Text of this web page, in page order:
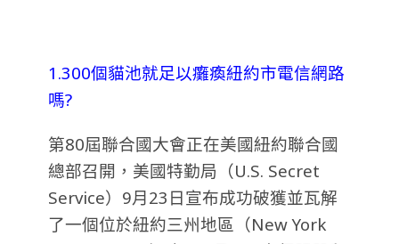
1.300個貓池就足以癱瘓紐約市電信網路
嗎?
第80屆聯合國大會正在美國紐約聯合國
總部召開，美國特勤局（U.S. Secret
Service）9月23日宣布成功破獲並瓦解
了一個位於紐約三州地區（New York